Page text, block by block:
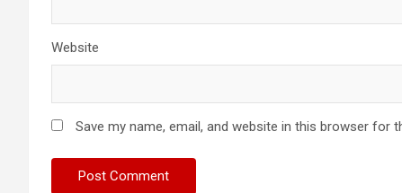
Website
Save my name, email, and website in this browser for